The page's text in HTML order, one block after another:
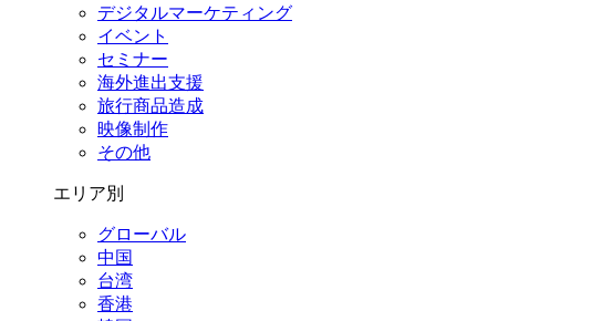
デジタルマーケティング
イベント
セミナー
海外進出支援
旅行商品造成
映像制作
その他
エリア別
グローバル
中国
台湾
香港